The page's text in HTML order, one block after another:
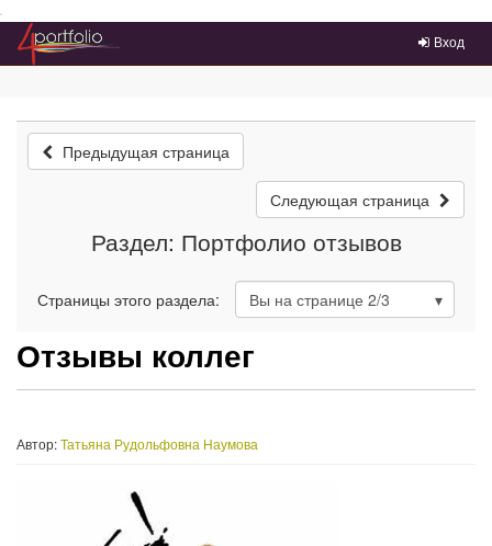
Преейти на главное меню
Вход
Предыдущая страница
Следующая страница
Раздел: Портфолио отзывов
Страницы этого раздела: Вы на странице 2/3
Отзывы коллег
Автор:Татьяна Рудольфовна Наумова